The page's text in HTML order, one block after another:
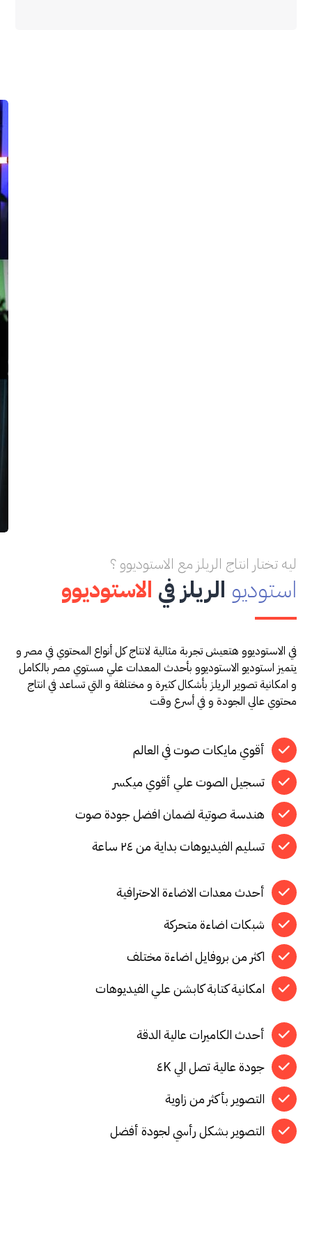
ليه تختار انتاج الريلز مع الاستوديوو ؟
استوديو الريلز في الاستوديوو
في الاستوديوو هتعيش تجربة مثالية لانتاج كل أنواع المحتوي في مصر و
يتميز استوديو الاستوديوو بأحدث المعدات علي مستوي مصر بالكامل
و امكانية تصوير الريلز بأشكال كثيرة و مختلفة و التي تساعد في انتاج
محتوي عالي الجودة و في أسرع وقت
أقوي مايكات صوت في العالم
تسجيل الصوت علي أقوي ميكسر
هندسة صوتية لضمان افضل جودة صوت
تسليم الفيديوهات بداية من ٢٤ ساعة
أحدث معدات الاضاءة الاحترافية
شبكات اضاءة متحركة
اكثر من بروفايل اضاءة مختلف
امكانية كتابة كابشن علي الفيديوهات
أحدث الكاميرات عالية الدقة
جودة عالية تصل الي ٤K
التصوير بأكثر من زاوية
التصوير بشكل رأسي لجودة أفضل